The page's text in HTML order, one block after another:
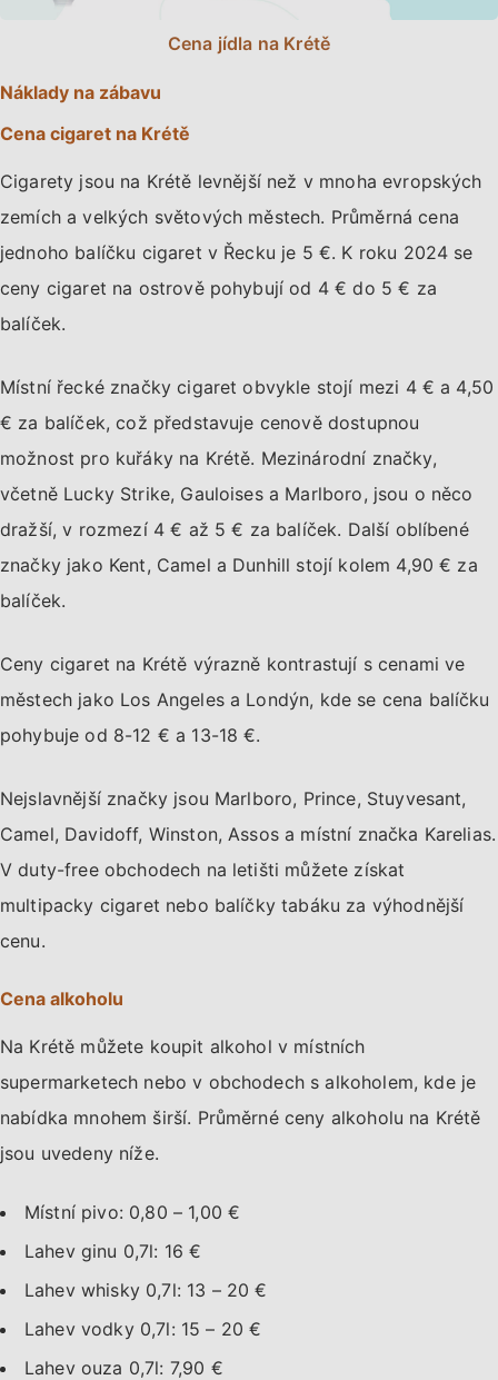
Cena jídla na Krétě
Náklady na zábavu
Cena cigaret na Krétě
Cigarety jsou na Krétě levnější než v mnoha evropských
zemích a velkých světových městech. Průměrná cena
jednoho balíčku cigaret v Řecku je 5 €. K roku 2024 se
ceny cigaret na ostrově pohybují od 4 € do 5 € za
balíček.
Místní řecké značky cigaret obvykle stojí mezi 4 € a 4,50
€ za balíček, což představuje cenově dostupnou
možnost pro kuřáky na Krétě. Mezinárodní značky,
včetně Lucky Strike, Gauloises a Marlboro, jsou o něco
dražší, v rozmezí 4 € až 5 € za balíček. Další oblíbené
značky jako Kent, Camel a Dunhill stojí kolem 4,90 € za
balíček.
Ceny cigaret na Krétě výrazně kontrastují s cenami ve
městech jako Los Angeles a Londýn, kde se cena balíčku
pohybuje od 8-12 € a 13-18 €.
Nejslavnější značky jsou Marlboro, Prince, Stuyvesant,
Camel, Davidoff, Winston, Assos a místní značka Karelias.
V duty-free obchodech na letišti můžete získat
multipacky cigaret nebo balíčky tabáku za výhodnější
cenu.
Cena alkoholu
Na Krétě můžete koupit alkohol v místních
supermarketech nebo v obchodech s alkoholem, kde je
nabídka mnohem širší. Průměrné ceny alkoholu na Krétě
jsou uvedeny níže.
Místní pivo: 0,80 – 1,00 €
Lahev ginu 0,7l: 16 €
Lahev whisky 0,7l: 13 – 20 €
Lahev vodky 0,7l: 15 – 20 €
Lahev ouza 0,7l: 7,90 €